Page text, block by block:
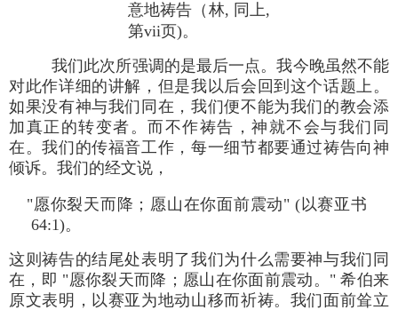
意地祷告（林, 同上,
第vii页)。
我们此次所强调的是最后一点。我今晚虽然不能
对此作详细的讲解，但是我以后会回到这个话题上。
如果没有神与我们同在，我们便不能为我们的教会添
加真正的转变者。而不作祷告，神就不会与我们同
在。我们的传福音工作，每一细节都要通过祷告向神
倾诉。我们的经文说，
"愿你裂天而降；愿山在你面前震动" (以赛亚书
64:1)。
这则祷告的结尾处表明了我们为什么需要神与我们同
在，即 "愿你裂天而降；愿山在你面前震动。" 希伯来
原文表明，以赛亚为地动山移而祈祷。我们面前耸立